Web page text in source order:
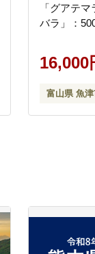
「グアテ
バラ」：
16,000
富山県 魚